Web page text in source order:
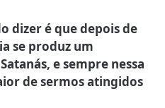
dizer é que depois de
se produz um
e sempre nessa
de sermos atingidos